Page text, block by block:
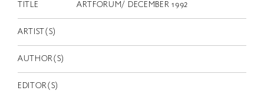
JP
TITLE ARTFORUM/ DECEMBER 1992
ARTIST(S)
AUTHOR(S)
EDITOR(S)